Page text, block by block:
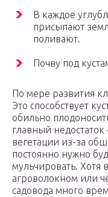
В каждое
присыпают
поливают.
Почву под
По мере развития
Это способствует
обильно
главный
вегетации из-за
постоянно нужно
мульчировать.
агроволокном или
садовода много